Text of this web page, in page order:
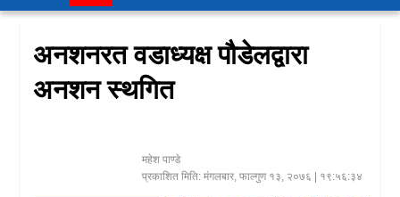
मनोरञ्जन
अनशनरत वडाध्यक्ष पौडेलद्वारा
अनशन स्थगित
महेश पाण्डे
प्रकाशित मिति: मंगलबार, फाल्गुण १३, २०७६ | १९:५६:३४